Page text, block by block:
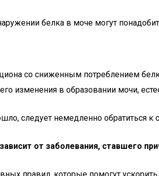
белка в моче могут
со сниженным потреблением
изменения в образовании мочи,
следует немедленно обратиться
от заболевания, ставшего